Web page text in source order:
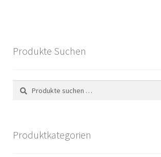
Produkte Suchen
Suchen
nach:
Suchen
Produktkategorien